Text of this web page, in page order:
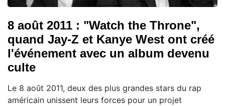
8 août 2011 : "Watch the Throne",
quand Jay-Z et Kanye West ont créé
l'événement avec un album devenu
culte
Le 8 août 2011, deux des plus grandes stars du rap
américain unissent leurs forces pour un projet